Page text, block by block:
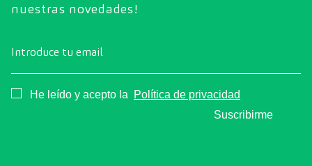
nuestras novedades!
Introduce tu email
Consentimiento
He leído y acepto la
Política de privacidad
Suscribirme